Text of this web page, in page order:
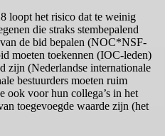
loopt het risico dat te weinig
die straks stembepalend
de bid bepalen (NOC*NSF-
moeten toekennen (IOC-leden)
zijn (Nederlandse internationale
bestuurders moeten ruim
ook voor hun collega’s in het
toegevoegde waarde zijn (het